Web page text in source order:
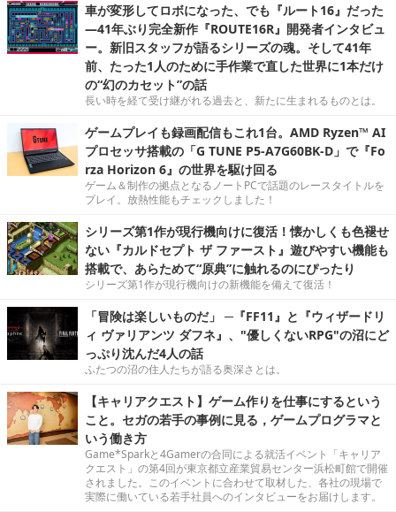
車が変形してロボになった、でも『ルート16』だった
―41年ぶり完全新作『ROUTE16R』開発者インタビュ
ー。新旧スタッフが語るシリーズの魂。そして41年
前、たった1人のために手作業で直した世界に1本だけ
の“幻のカセット”の話
長い時を経て受け継がれる過去と、新たに生まれるものとは。
ゲームプレイも録画配信もこれ1台。AMD Ryzen™ AI
プロセッサ搭載の「G TUNE P5-A7G60BK-D」で『Fo
rza Horizon 6』の世界を駆け回る
ゲーム＆制作の拠点となるノートPCで話題のレースタイトルを
プレイ。放熱性能もチェックしました！
シリーズ第1作が現行機向けに復活！懐かしくも色褪せ
ない『カルドセプト ザ ファースト』遊びやすい機能も
搭載で、あらためて“原典”に触れるのにぴったり
シリーズ第1作が現行機向けの新機能を備えて復活！
「冒険は楽しいものだ」 ─『FF11』と『ウィザードリ
ィ ヴァリアンツ ダフネ』、"優しくないRPG"の沼にど
っぷり沈んだ4人の話
ふたつの沼の住人たちが語る奥深さとは。
【キャリアクエスト】ゲーム作りを仕事にするという
こと。セガの若手の事例に見る，ゲームプログラマと
いう働き方
Game*Sparkと4Gamerの合同による就活イベント「キャリア
クエスト」の第4回が東京都立産業貿易センター浜松町館で開催
されました。このイベントに合わせて取材した、各社の現場で
実際に働いている若手社員へのインタビューをお届けします。